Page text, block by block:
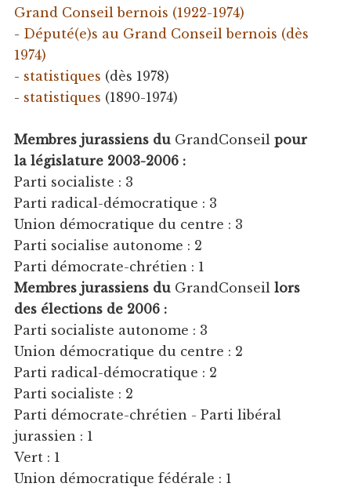
Grand Conseil bernois (1922-1974)
- Député(e)s au Grand Conseil bernois (dès
1974)
- statistiques (dès 1978)
- statistiques (1890-1974)
Membres jurassiens du GrandConseil pour
la législature 2003-2006 :
Parti socialiste : 3
Parti radical-démocratique : 3
Union démocratique du centre : 3
Parti socialise autonome : 2
Parti démocrate-chrétien : 1
Membres jurassiens du GrandConseil lors
des élections de 2006 :
Parti socialiste autonome : 3
Union démocratique du centre : 2
Parti radical-démocratique : 2
Parti socialiste : 2
Parti démocrate-chrétien - Parti libéral
jurassien : 1
Vert : 1
Union démocratique fédérale : 1